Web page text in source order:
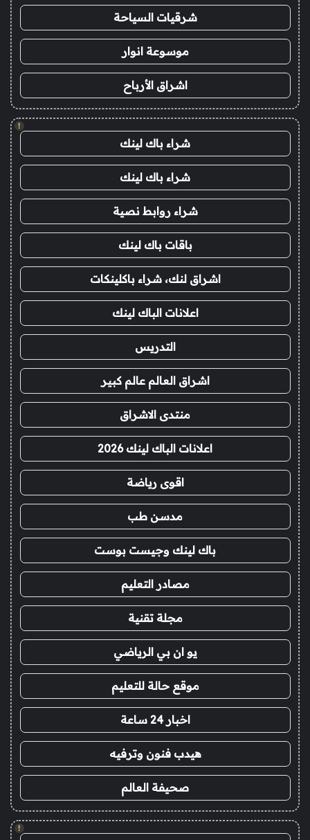
شرقيات السياحة
موسوعة انوار
اشراق الأرباح
!
شراء باك لينك
شراء باك لينك
شراء روابط نصية
باقات باك لينك
اشراق لنك، شراء باكلينكات
اعلانات الباك لينك
التدريس
اشراق العالم عالم كبير
منتدى الاشراق
اعلانات الباك لينك 2026
اقوى رياضة
مدسن طب
باك لينك وجيست بوست
مصادر التعليم
مجلة تقنية
يو ان بي الرياضي
موقع حالة للتعليم
اخبار 24 ساعة
هيدب فنون وترفيه
صحيفة العالم
!